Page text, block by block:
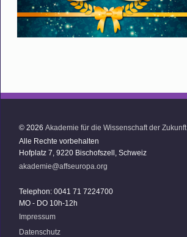
© 2026 Akademie für die Wissenschaft der Zukunft
Alle Rechte vorbehalten
Hofplatz 7, 9220 Bischofszell, Schweiz
akademie@affseuropa.org
Telephon: 0041 71 7224700
MO - DO 10h-12h
Impressum
Datenschutz